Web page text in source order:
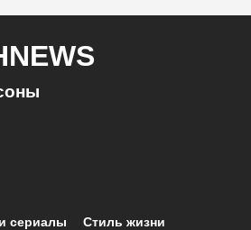
сериалы
Стиль жизни